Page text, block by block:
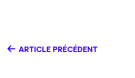
ARTICLE PRÉCÉDENT